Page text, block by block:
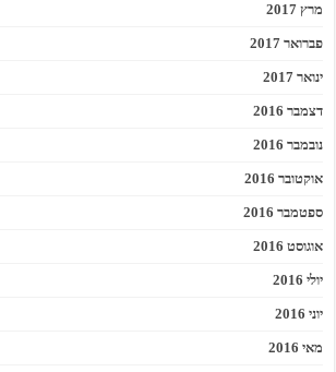
מרץ 2017
פברואר 2017
ינואר 2017
דצמבר 2016
נובמבר 2016
אוקטובר 2016
ספטמבר 2016
אוגוסט 2016
יולי 2016
יוני 2016
מאי 2016